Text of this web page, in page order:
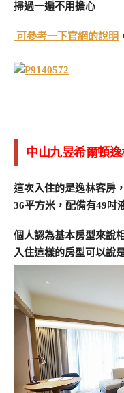
掃過一遍不用擔心
可參考一下官網的說明
中山九昱希爾頓
這次入住的是逸林客房
36平方米，配備有49吋
個人認為基本房型來說
入住這樣的房型可以說